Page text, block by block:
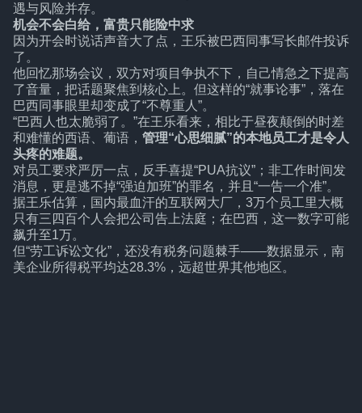
遇与风险并存。
机会不会白给，富贵只能险中求
因为开会时说话声音大了点，王乐被巴西同事写长邮件投诉
了。
他回忆那场会议，双方对项目争执不下，自己情急之下提高
了音量，把话题聚焦到核心上。但这样的“就事论事”，落在
巴西同事眼里却变成了“不尊重人”。
“巴西人也太脆弱了。”在王乐看来，相比于昼夜颠倒的时差
和难懂的西语、葡语， 管理“心思细腻”的本地员工才是令人
头疼的难题。
对员工要求严厉一点，反手喜提“PUA抗议”；非工作时间发
消息，更是逃不掉“强迫加班”的罪名，并且“一告一个准”。
据王乐估算，国内最血汗的互联网大厂，3万个员工里大概
只有三四百个人会把公司告上法庭；在巴西，这一数字可能
飙升至1万。
但“劳工诉讼文化”，还没有税务问题棘手——数据显示，南
美企业所得税平均达28.3%，远超世界其他地区。